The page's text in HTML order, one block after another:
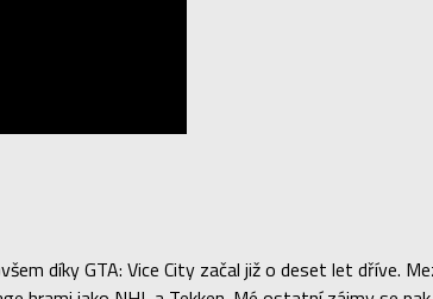
díky GTA: Vice City začal již o deset let dříve.